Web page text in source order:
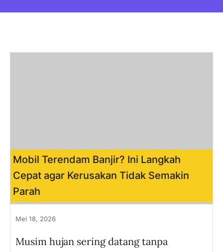
Mobil Terendam Banjir? Ini Langkah
Cepat agar Kerusakan Tidak Semakin
Parah
Mei 18, 2026
Musim hujan sering datang tanpa